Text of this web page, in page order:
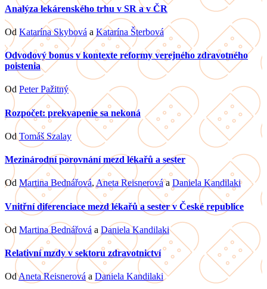
Analýza lekárenského trhu v SR a v ČR
Od Katarína Skybová a Katarína Šterbová
Odvodový bonus v kontexte reformy verejného zdravotného
poistenia
Od Peter Pažitný
Rozpočet: prekvapenie sa nekoná
OdTomáš Szalay
Mezinárodní porovnání mezd lékařů a sester
Od Martina Bednářová,Aneta Reisnerováa Daniela Kandilaki
Vnitřní diferenciace mezd lékařů a sester v České republice
Od Martina Bednářová a Daniela Kandilaki
Relativní mzdy v sektoru zdravotnictví
OdAneta Reisnerová a Daniela Kandilaki